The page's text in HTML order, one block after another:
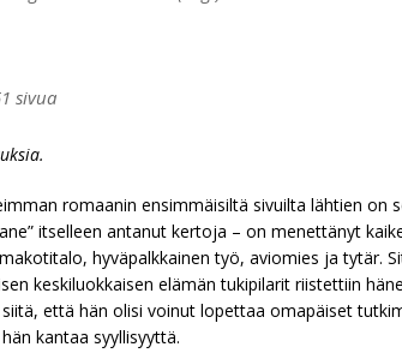
sivua
romaanin ensimmäisiltä sivuilta lähtien on
itselleen antanut kertoja – on menettänyt
hyväpalkkainen työ, aviomies ja tytär.
keskiluokkaisen elämän tukipilarit riistettiin
että hän olisi voinut lopettaa omapäiset
kantaa syyllisyyttä.